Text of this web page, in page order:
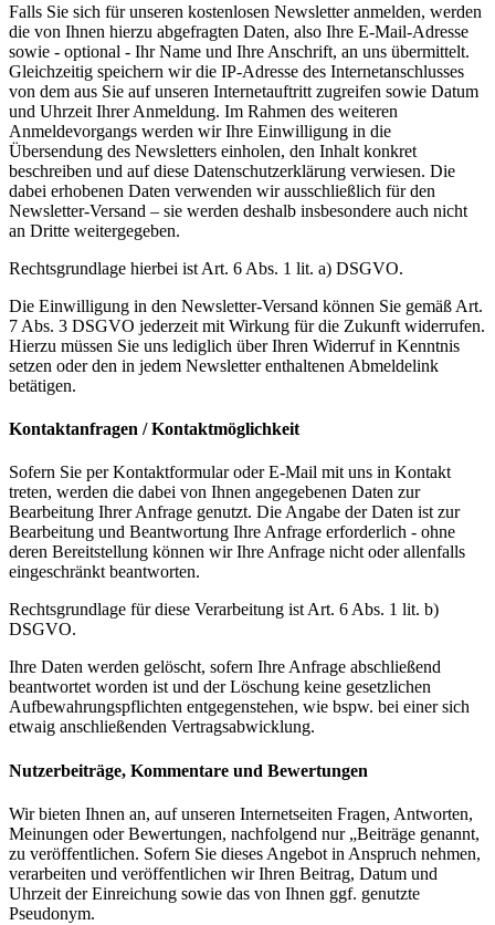
Falls Sie sich für unseren kostenlosen Newsletter anmelden, werden
die von Ihnen hierzu abgefragten Daten, also Ihre E-Mail-Adresse
sowie - optional - Ihr Name und Ihre Anschrift, an uns übermittelt.
Gleichzeitig speichern wir die IP-Adresse des Internetanschlusses
von dem aus Sie auf unseren Internetauftritt zugreifen sowie Datum
und Uhrzeit Ihrer Anmeldung. Im Rahmen des weiteren
Anmeldevorgangs werden wir Ihre Einwilligung in die
Übersendung des Newsletters einholen, den Inhalt konkret
beschreiben und auf diese Datenschutzerklärung verwiesen. Die
dabei erhobenen Daten verwenden wir ausschließlich für den
Newsletter-Versand – sie werden deshalb insbesondere auch nicht
an Dritte weitergegeben.
Rechtsgrundlage hierbei ist Art. 6 Abs. 1 lit. a) DSGVO.
Die Einwilligung in den Newsletter-Versand können Sie gemäß Art.
7 Abs. 3 DSGVO jederzeit mit Wirkung für die Zukunft widerrufen.
Hierzu müssen Sie uns lediglich über Ihren Widerruf in Kenntnis
setzen oder den in jedem Newsletter enthaltenen Abmeldelink
betätigen.
Kontaktanfragen / Kontaktmöglichkeit
Sofern Sie per Kontaktformular oder E-Mail mit uns in Kontakt
treten, werden die dabei von Ihnen angegebenen Daten zur
Bearbeitung Ihrer Anfrage genutzt. Die Angabe der Daten ist zur
Bearbeitung und Beantwortung Ihre Anfrage erforderlich - ohne
deren Bereitstellung können wir Ihre Anfrage nicht oder allenfalls
eingeschränkt beantworten.
Rechtsgrundlage für diese Verarbeitung ist Art. 6 Abs. 1 lit. b)
DSGVO.
Ihre Daten werden gelöscht, sofern Ihre Anfrage abschließend
beantwortet worden ist und der Löschung keine gesetzlichen
Aufbewahrungspflichten entgegenstehen, wie bspw. bei einer sich
etwaig anschließenden Vertragsabwicklung.
Nutzerbeiträge, Kommentare und Bewertungen
Wir bieten Ihnen an, auf unseren Internetseiten Fragen, Antworten,
Meinungen oder Bewertungen, nachfolgend nur „Beiträge genannt,
zu veröffentlichen. Sofern Sie dieses Angebot in Anspruch nehmen,
verarbeiten und veröffentlichen wir Ihren Beitrag, Datum und
Uhrzeit der Einreichung sowie das von Ihnen ggf. genutzte
Pseudonym.